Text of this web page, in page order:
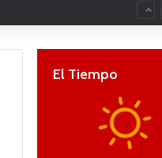
El Tiempo